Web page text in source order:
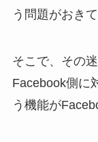
う問題がおきて
そこで、その
Facebook側に
う機能が